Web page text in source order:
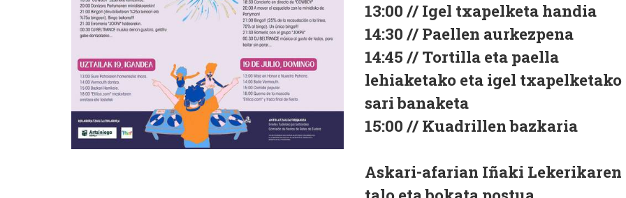
13:00 // Igel txapelketa handia
14:30 // Paellen aurkezpena
14:45 // Tortilla eta paella
lehiaketako eta igel txapelketako
sari banaketa
15:00 // Kuadrillen bazkaria
Askari-afarian Iñaki Lekerikaren